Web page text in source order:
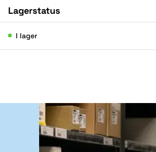
Lagerstatus
I lager